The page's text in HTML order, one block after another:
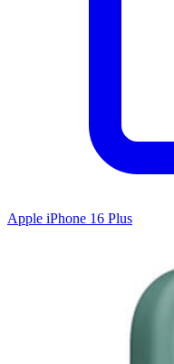
Apple iPhone 16 Plus